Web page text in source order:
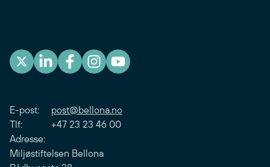
E-post: post@bellona.no
Tlf: +47 23 23 46 00
Adresse:
Miljøstiftelsen Bellona